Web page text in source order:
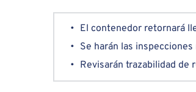
El contenedor retornará
Se harán las
Revisarán trazabilidad de